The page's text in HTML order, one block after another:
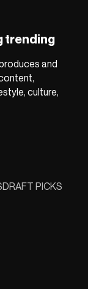
trending
and
culture,
DRAFT PICKS